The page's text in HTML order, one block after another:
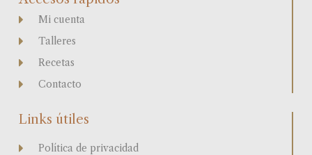
Mi cuenta
Talleres
Recetas
Contacto
Links útiles
Política de privacidad